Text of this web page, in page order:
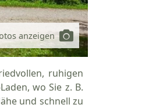
anzeigen
ruhigen
wo Sie z. B.
und schnell zu